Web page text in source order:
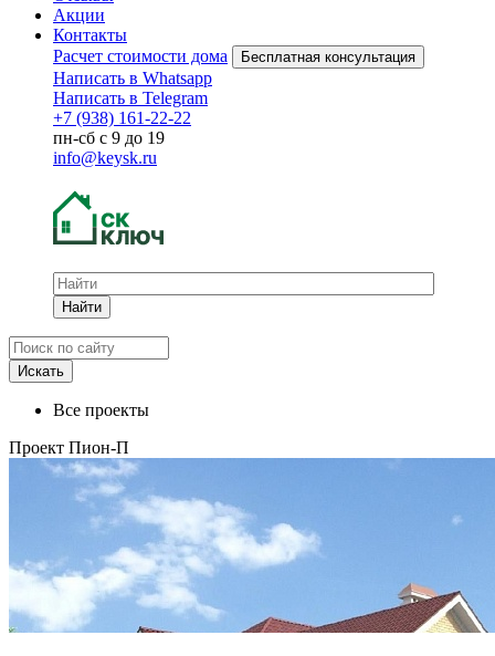
Акции
Контакты
Расчет стоимости дома
Бесплатная консультация
Написать в Whatsapp
Написать в Telegram
+7 (938) 161-22-22
пн-сб с 9 до 19
info@keysk.ru
Найти
Все проекты
Проект Пион-П